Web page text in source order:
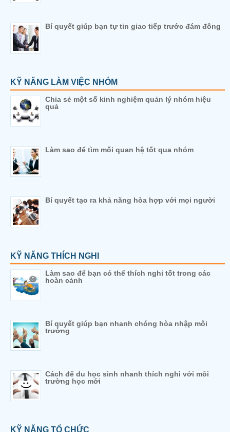
Bí quyết giúp bạn tự tin giao tiếp trước đám đông
KỸ NĂNG LÀM VIỆC NHÓM
Chia sẻ một số kinh nghiệm quản lý nhóm hiệu
quả
Làm sao để tìm mối quan hệ tốt qua nhóm
Bí quyết tạo ra khả năng hòa hợp với mọi người
KỸ NĂNG THÍCH NGHI
Làm sao để bạn có thể thích nghi tốt trong các
hoàn cảnh
Bí quyết giúp bạn nhanh chóng hòa nhập môi
trường
Cách để du học sinh nhanh thích nghi với môi
trường học mới
KỸ NĂNG TỔ CHỨC